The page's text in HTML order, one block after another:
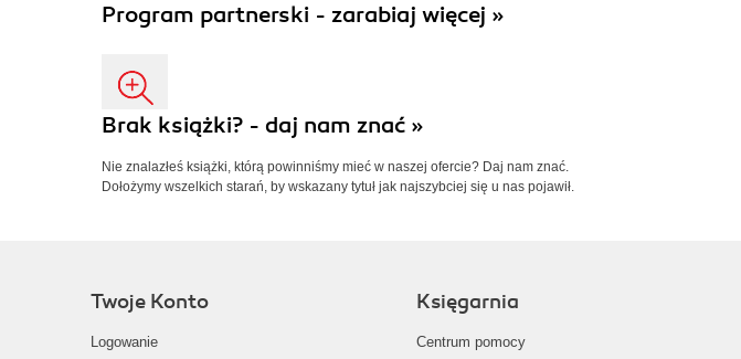
Program partnerski - zarabiaj więcej »
Brak książki? - daj nam znać »
Nie znalazłeś książki, którą powinniśmy mieć w naszej ofercie? Daj nam znać.
Dołożymy wszelkich starań, by wskazany tytuł jak najszybciej się u nas pojawił.
Twoje Konto
Logowanie
Księgarnia
Centrum pomocy